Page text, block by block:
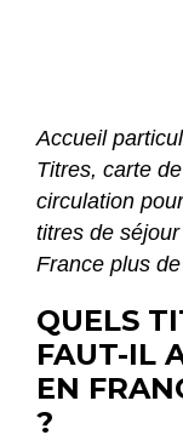
Accueil
Titres, carte
circulation
titres de
France plus
QUELS
FAUT-IL
EN
?